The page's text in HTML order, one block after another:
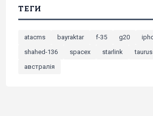
ТЕГИ
atacms bayraktar f-35 g20
shahed-136
spacex starlink taurus
австралія